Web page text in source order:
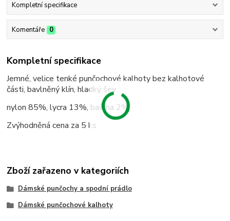
Kompletní specifikace
Komentáře 0
Kompletní specifikace
Jemné, velice tenké punčochové kalhoty bez kalhotové
části, bavlněný klín, hladký šev.
nylon 85%, lycra 13%, bavlna 2%
Zvýhodněná cena za 5 ks
Zboží zařazeno v kategoriích
Dámské punčochy a spodní prádlo
Dámské punčochové kalhoty